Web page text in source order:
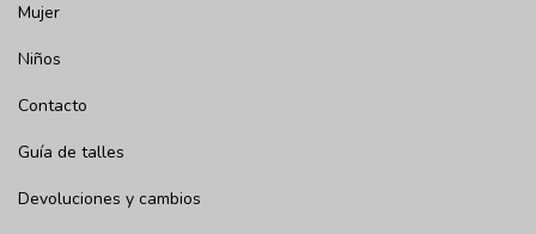
Mujer
Niños
Contacto
Guía de talles
Devoluciones y cambios